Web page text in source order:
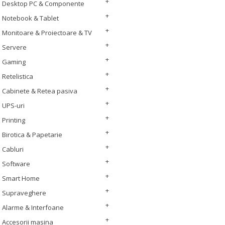
Desktop PC & Componente
Notebook & Tablet
Monitoare & Proiectoare & TV
Servere
Gaming
Retelistica
Cabinete & Retea pasiva
UPS-uri
Printing
Birotica & Papetarie
Cabluri
Software
Smart Home
Supraveghere
Alarme & Interfoane
Accesorii masina